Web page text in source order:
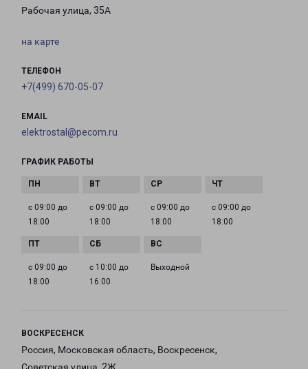
Рабочая улица, 35А
на карте
ТЕЛЕФОН
+7(499) 670-05-07
EMAIL
elektrostal@pecom.ru
ГРАФИК РАБОТЫ
с 09:00 до
18:00
с 09:00 до
18:00
с 09:00 до
18:00
с 09:00 до
18:00
с 09:00 до
18:00
с 10:00 до
16:00
Выходной
ВОСКРЕСЕНСК
Россия, Московская область, Воскресенск,